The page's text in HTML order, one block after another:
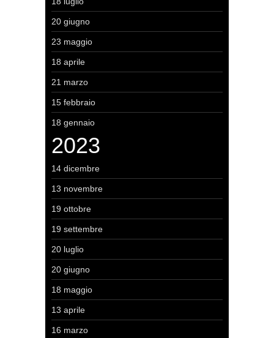
20 giugno
23 maggio
18 aprile
21 marzo
15 febbraio
18 gennaio
2023
14 dicembre
13 novembre
19 ottobre
19 settembre
20 luglio
20 giugno
18 maggio
13 aprile
16 marzo